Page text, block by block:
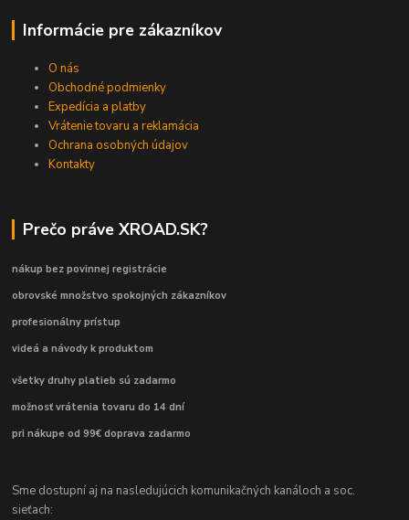
Informácie pre zákazníkov
O nás
Obchodné podmienky
Expedícia a platby
Vrátenie tovaru a reklamácia
Ochrana osobných údajov
Kontakty
Prečo práve XROAD.SK?
nákup bez povinnej registrácie
obrovské množstvo spokojných zákazníkov
profesionálny prístup
videá a návody k produktom
všetky druhy platieb sú zadarmo
možnosť vrátenia tovaru do 14 dní
pri nákupe od 99€ doprava zadarmo
Sme dostupní aj na nasledujúcich komunikačných kanáloch a soc.
sieťach: